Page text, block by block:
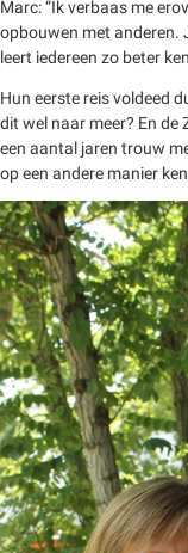
Marc: “Ik verbaas me
opbouwen met anderen.
leert iedereen zo beter
Hun eerste reis voldeed
dit wel naar meer? En de
een aantal jaren trouw
op een andere manier